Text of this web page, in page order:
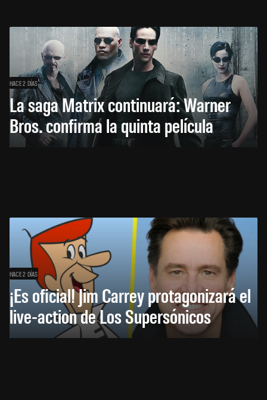
HACE 2 DÍAS
La saga Matrix continuará: Warner
Bros. confirma la quinta película
HACE 2 DÍAS
¡Es oficial! Jim Carrey protagonizará el
live-action de Los Supersónicos